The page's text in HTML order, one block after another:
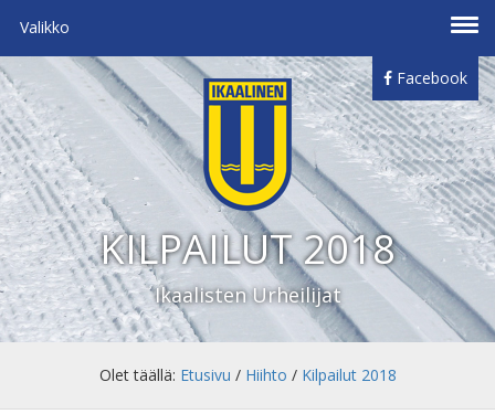
Valikko
Facebook
KILPAILUT 2018
Ikaalisten Urheilijat
Olet täällä: Etusivu / Hiihto / Kilpailut 2018